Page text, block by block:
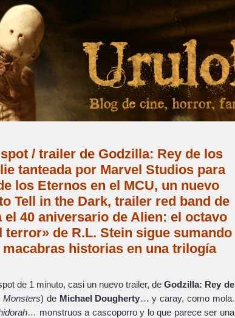
/ trailer de Godzilla: Rey de los
tanteada por Marvel Studios para
los Eternos en el MCU, un nuevo
Tell in the Dark, trailer red band de
40 aniversario de Alien: el octavo
terror» de R.L. Stein sigue sumando
historias en una trilogía
de 1 minuto, casi un nuevo trailer, deGodzilla: Rey de
Monsters) de Michael Dougherty… y caray, como mola.
… monstruos a cascoporro y lo que parece ser una